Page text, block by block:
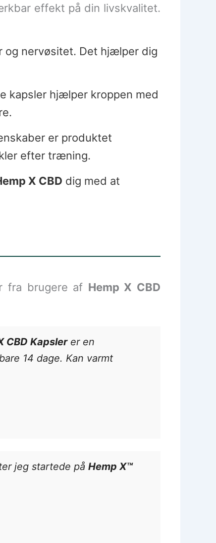
effekt på din livskvalitet.
og nervøsitet. Det hjælper dig
kapsler hjælper kroppen med
er produktet
efter træning.
X CBD dig med at
fra brugere af Hemp X CBD
CBD Kapslerer en
14 dage. Kan varmt
jeg startede på Hemp X™